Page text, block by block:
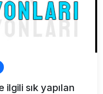
sık yapılan